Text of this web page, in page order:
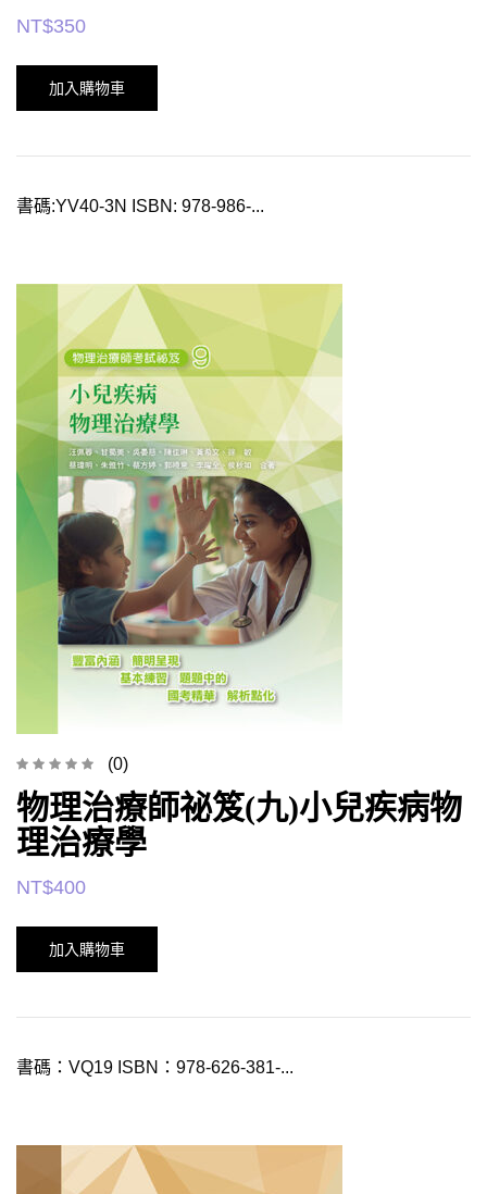
NT$350
加入購物車
書碼:YV40-3N ISBN: 978-986-...
(0)
物理治療師祕笈(九)小兒疾病物
理治療學
NT$400
加入購物車
書碼：VQ19 ISBN：978-626-381-...